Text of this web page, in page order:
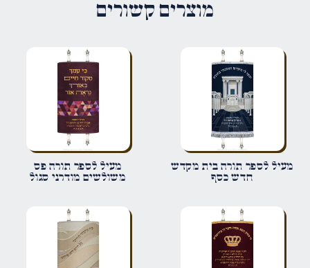
הביקורת שלך*
שם*
מוצרים קשורים
מעיל לספר תורה בית מקדש
חדש כסף
מעיל לספר תורה פס
משולשים מודרני סגול